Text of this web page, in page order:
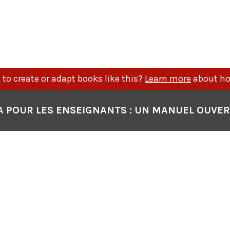
to create or adapt books like this? Learn more about
POUR LES ENSEIGNANTS : UN MANUEL